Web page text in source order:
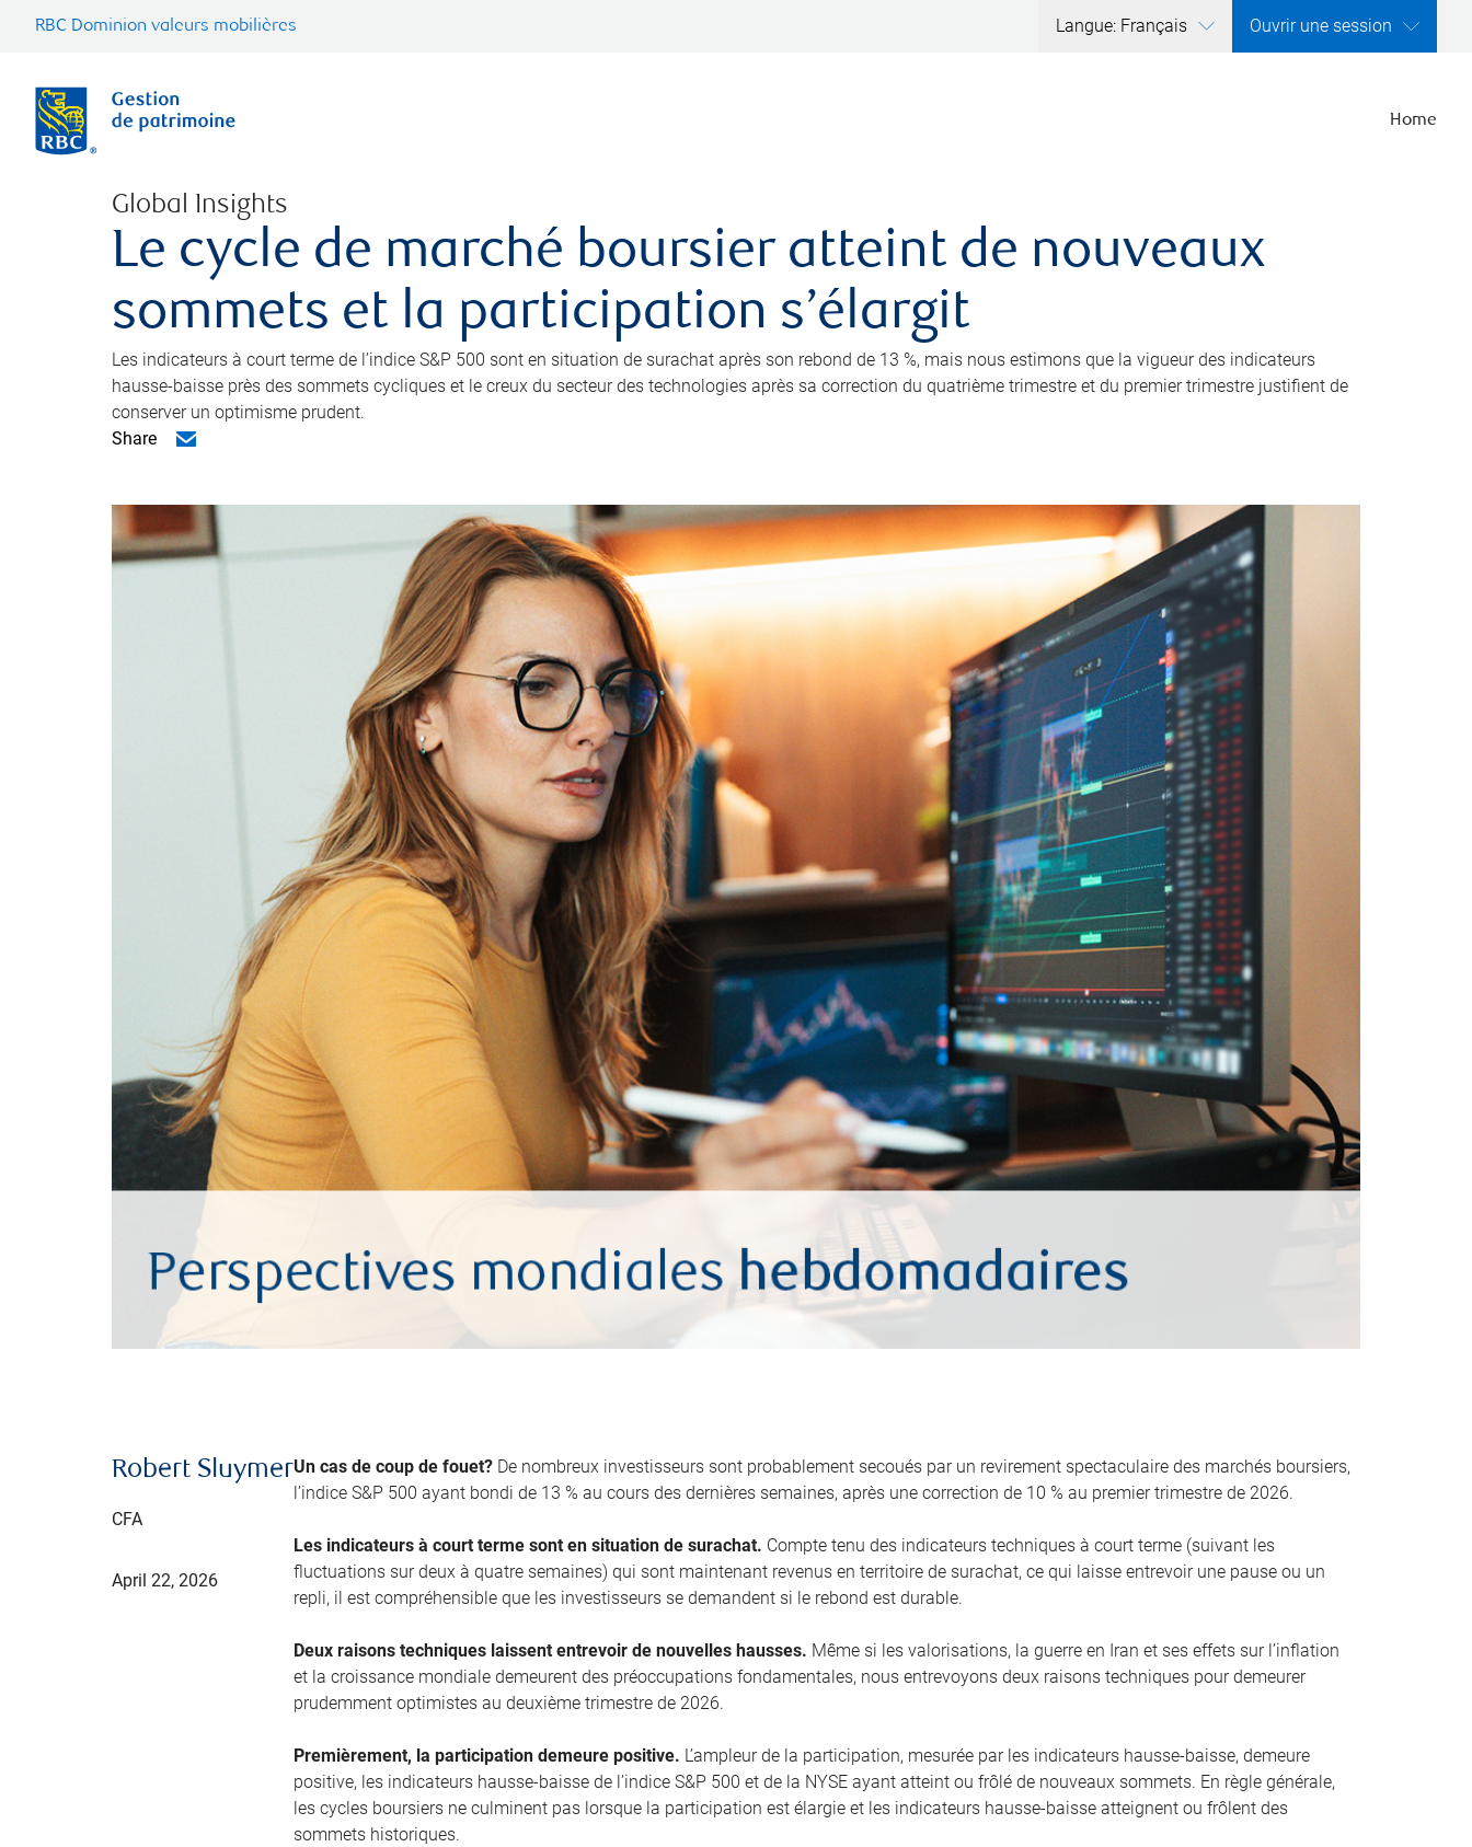
RBC Dominion valeurs mobilières Langue: Français Ouvrir une session
Home
Global Insights
Le cycle de marché boursier atteint de nouveaux
sommets et la participation s’élargit
Les indicateurs à court terme de l’indice S&P 500 sont en situation de surachat après son rebond de 13 %, mais nous estimons que la vigueur des indicateurs
hausse-baisse près des sommets cycliques et le creux du secteur des technologies après sa correction du quatrième trimestre et du premier trimestre justifient de
conserver un optimisme prudent.
Share
Robert Sluymer
CFA
April 22, 2026
Un cas de coup de fouet? De nombreux investisseurs sont probablement secoués par un revirement spectaculaire des marchés boursiers,
l’indice S&P 500 ayant bondi de 13 % au cours des dernières semaines, après une correction de 10 % au premier trimestre de 2026.
Les indicateurs à court terme sont en situation de surachat. Compte tenu des indicateurs techniques à court terme (suivant les
fluctuations sur deux à quatre semaines) qui sont maintenant revenus en territoire de surachat, ce qui laisse entrevoir une pause ou un
repli, il est compréhensible que les investisseurs se demandent si le rebond est durable.
Deux raisons techniques laissent entrevoir de nouvelles hausses. Même si les valorisations, la guerre en Iran et ses effets sur l’inflation
et la croissance mondiale demeurent des préoccupations fondamentales, nous entrevoyons deux raisons techniques pour demeurer
prudemment optimistes au deuxième trimestre de 2026.
Premièrement, la participation demeure positive. L’ampleur de la participation, mesurée par les indicateurs hausse-baisse, demeure
positive, les indicateurs hausse-baisse de l’indice S&P 500 et de la NYSE ayant atteint ou frôlé de nouveaux sommets. En règle générale,
les cycles boursiers ne culminent pas lorsque la participation est élargie et les indicateurs hausse-baisse atteignent ou frôlent des
sommets historiques.